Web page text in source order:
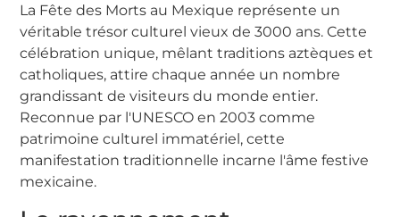
La Fête des Morts au Mexique représente un
véritable trésor culturel vieux de 3000 ans. Cette
célébration unique, mêlant traditions aztèques et
catholiques, attire chaque année un nombre
grandissant de visiteurs du monde entier.
Reconnue par l'UNESCO en 2003 comme
patrimoine culturel immatériel, cette
manifestation traditionnelle incarne l'âme festive
mexicaine.